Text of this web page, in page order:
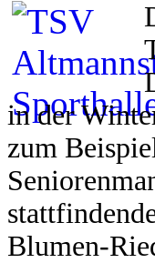
in der
zum
Blumen-